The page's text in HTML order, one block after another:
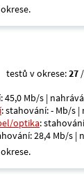
testů v okrese:27
45,0 Mb/s |
: stahování: - Mb/s |
optika:
28,4 Mb/s |